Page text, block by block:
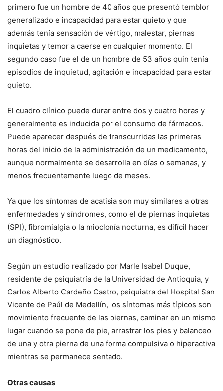
primero fue un hombre de 40 años que presentó temblor
generalizado e incapacidad para estar quieto y que
además tenía sensación de vértigo, malestar, piernas
inquietas y temor a caerse en cualquier momento. El
segundo caso fue el de un hombre de 53 años quin tenía
episodios de inquietud, agitación e incapacidad para estar
quieto.
El cuadro clínico puede durar entre dos y cuatro horas y
generalmente es inducida por el consumo de fármacos.
Puede aparecer después de transcurridas las primeras
horas del inicio de la administración de un medicamento,
aunque normalmente se desarrolla en días o semanas, y
menos frecuentemente luego de meses.
Ya que los síntomas de acatisia son muy similares a otras
enfermedades y síndromes, como el de piernas inquietas
(SPI), fibromialgia o la mioclonía nocturna, es difícil hacer
un diagnóstico.
Según un estudio realizado por Marle Isabel Duque,
residente de psiquiatría de la Universidad de Antioquia, y
Carlos Alberto Cardeño Castro, psiquiatra del Hospital San
Vicente de Paúl de Medellín, los síntomas más típicos son
movimiento frecuente de las piernas, caminar en un mismo
lugar cuando se pone de pie, arrastrar los pies y balanceo
de una y otra pierna de una forma compulsiva o hiperactiva
mientras se permanece sentado.
Otras causas